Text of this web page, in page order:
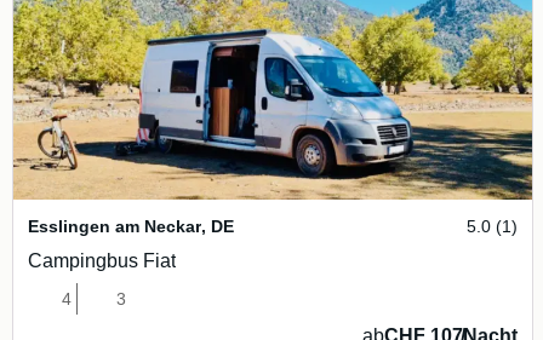
Esslingen am Neckar, DE 5.0 (1)
Campingbus Fiat
4 3
abCHF 107/Nacht